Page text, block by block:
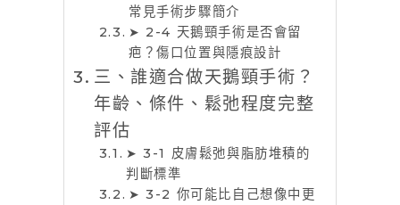
常見手術步驟簡介
➤ 2-4 天鵝頸手術是否會留
疤？傷口位置與隱痕設計
三、誰適合做天鵝頸手術？
年齡、條件、鬆弛程度完整
評估
➤ 3-1 皮膚鬆弛與脂肪堆積的
判斷標準
➤ 3-2 你可能比自己想像中更